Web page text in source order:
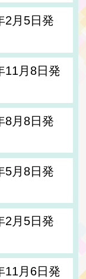
月5日発
月8日発
月8日発
月8日発
月5日発
月6日発